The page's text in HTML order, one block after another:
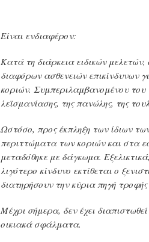
Είναι ενδιαφέρον:
Κατά τη διάρκεια ειδικών
διαφόρων ασθενειών επικίνδυνων
κοριών. Συμπεριλαμβανομένου
λεϊσμανίασης, της πανώλης, της
Ωστόσο, προς έκπληξη των ίδιων
περιττώματα των κοριών και στα
μεταδόθηκε με δάγκωμα.
λιγότερο κίνδυνο εκτίθεται ο
διατηρήσουν την κύρια πηγή τροφής
Μέχρι σήμερα, δεν έχει
οικιακά σφάλματα.